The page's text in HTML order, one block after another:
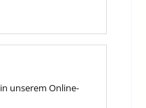
in unserem Online-